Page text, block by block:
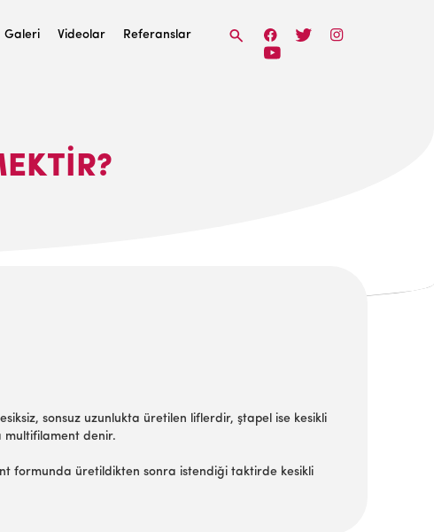
Galeri Videolar
Referanslar
sonsuz uzunlukta üretilen liflerdir, ştapel ise kesikli
multifilament denir.
formunda üretildikten sonra istendiği taktirde kesikli